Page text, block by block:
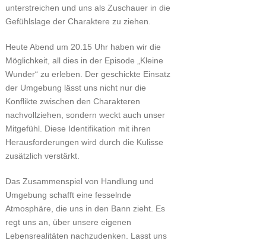
unterstreichen und uns als Zuschauer in die
Gefühlslage der Charaktere zu ziehen.
Heute Abend um 20.15 Uhr haben wir die
Möglichkeit, all dies in der Episode „Kleine
Wunder“ zu erleben. Der geschickte Einsatz
der Umgebung lässt uns nicht nur die
Konflikte zwischen den Charakteren
nachvollziehen, sondern weckt auch unser
Mitgefühl. Diese Identifikation mit ihren
Herausforderungen wird durch die Kulisse
zusätzlich verstärkt.
Das Zusammenspiel von Handlung und
Umgebung schafft eine fesselnde
Atmosphäre, die uns in den Bann zieht. Es
regt uns an, über unsere eigenen
Lebensrealitäten nachzudenken. Lasst uns